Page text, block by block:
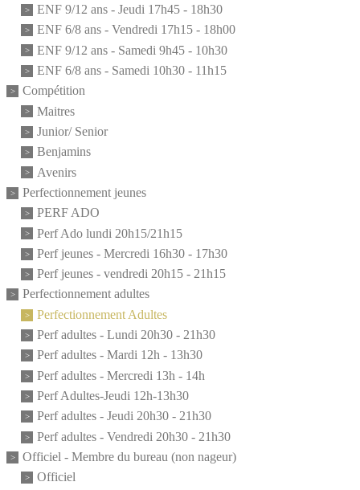
ENF 9/12 ans - Jeudi 17h45 - 18h30
ENF 6/8 ans - Vendredi 17h15 - 18h00
ENF 9/12 ans - Samedi 9h45 - 10h30
ENF 6/8 ans - Samedi 10h30 - 11h15
Compétition
Maitres
Junior/ Senior
Benjamins
Avenirs
Perfectionnement jeunes
PERF ADO
Perf Ado lundi 20h15/21h15
Perf jeunes - Mercredi 16h30 - 17h30
Perf jeunes - vendredi 20h15 - 21h15
Perfectionnement adultes
Perfectionnement Adultes
Perf adultes - Lundi 20h30 - 21h30
Perf adultes - Mardi 12h - 13h30
Perf adultes - Mercredi 13h - 14h
Perf Adultes-Jeudi 12h-13h30
Perf adultes - Jeudi 20h30 - 21h30
Perf adultes - Vendredi 20h30 - 21h30
Officiel - Membre du bureau (non nageur)
Officiel